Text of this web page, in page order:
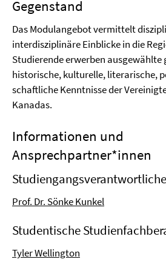
Gegenstand
Das Modulangebot vermittelt
interdisziplinäre Einblicke in die
Studierende erwerben ausgewählte
historische, kulturelle, literarische,
schaftliche Kenntnisse der
Kanadas.
Informationen und
Ansprechpartner*innen
Prof. Dr. Sönke Kunkel
Studentische
Tyler Wellington